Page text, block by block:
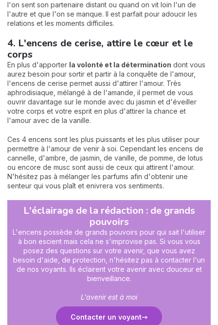
l'on sent son partenaire distant ou quand on vit loin l'un de
l'autre et que l'on se manque. Il est parfait pour adoucir les
relations et les moments difficiles.
4. L'encens de cerise, attire le cœur et le
corps
En plus d'apporter la volonté et la détermination dont vous
aurez besoin pour sortir et partir à la conquête de l'amour,
l'encens de cerise permet aussi d'attirer l'amour. Très
aphrodisiaque, mélangé à de l'amande, il permet de vous
ouvrir davantage sur le monde avec du jasmin et d'éveiller
votre corps et votre esprit en plus d'attirer la chance et
l'amour avec de la vanille.
Ces 4 encens sont les plus puissants et les plus utiliser pour
permettre à l'amour de venir à soi. Cependant les encens de
cannelle, d'ambre, de jasmin, de vanille, de pomme, de lotus
ou encore de musc sont aussi de ceux qui attirent l'amour.
N'hésitez pas à mélanger les parfums afin d'obtenir une
senteur qui vous plaît et enivrera vos sentiments.
L'éclairage de la rédaction : de grands
pouvoirs
L'encens possède de grands pouvoirs pour qui sait l'utiliser
à bon escient mais cela ne s'improvise pas. Si vous vous
posez des questions sur votre avenir, que vous avez
besoin d'aide, de protection, n'hésitez pas à contacter l'un
de nos voyants. Ils éclairent votre avenir avec douceur et
bienveillance.
L'avenir est à moi
Contacter un voyant